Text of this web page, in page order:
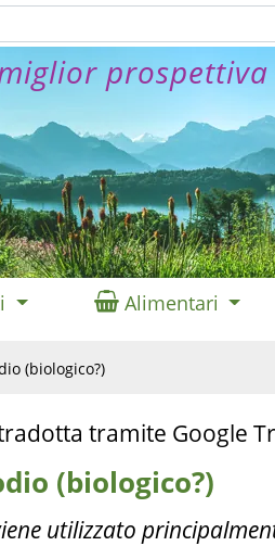
Alimentari
(biologico?)
tramite Google
(biologico?)
utilizzato